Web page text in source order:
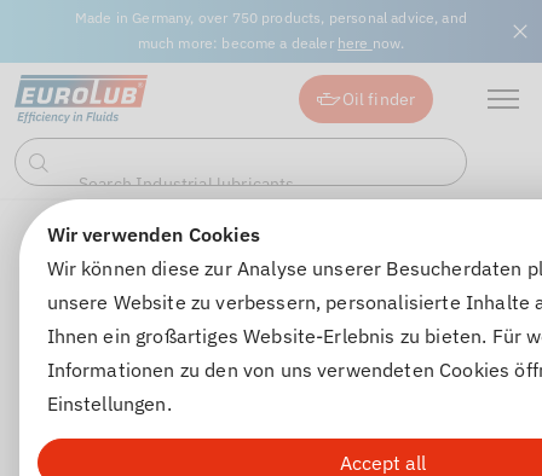
Wir verwenden Cookies
Wir können diese zur Analyse unserer Besucherdaten
unsere Website zu verbessern, personalisierte Inhalte
Ihnen ein großartiges Website-Erlebnis zu bieten. Für
Informationen zu den von uns verwendeten Cookies
Einstellungen.
Accept all
Made in Germany, over 750 products, personal advice, and
much more: become a dealer here now.
Oil finder
Search
Search Gear oils...
Additives | Car care Engine/Brakes/Radiator
Back to article overview